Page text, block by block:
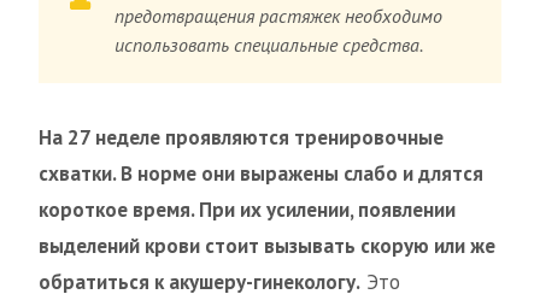
предотвращения растяжек необходимо
использовать специальные средства.
На 27 неделе проявляются тренировочные
схватки. В норме они выражены слабо и длятся
короткое время. При их усилении, появлении
выделений крови стоит вызывать скорую или же
обратиться к акушеру-гинекологу. Это